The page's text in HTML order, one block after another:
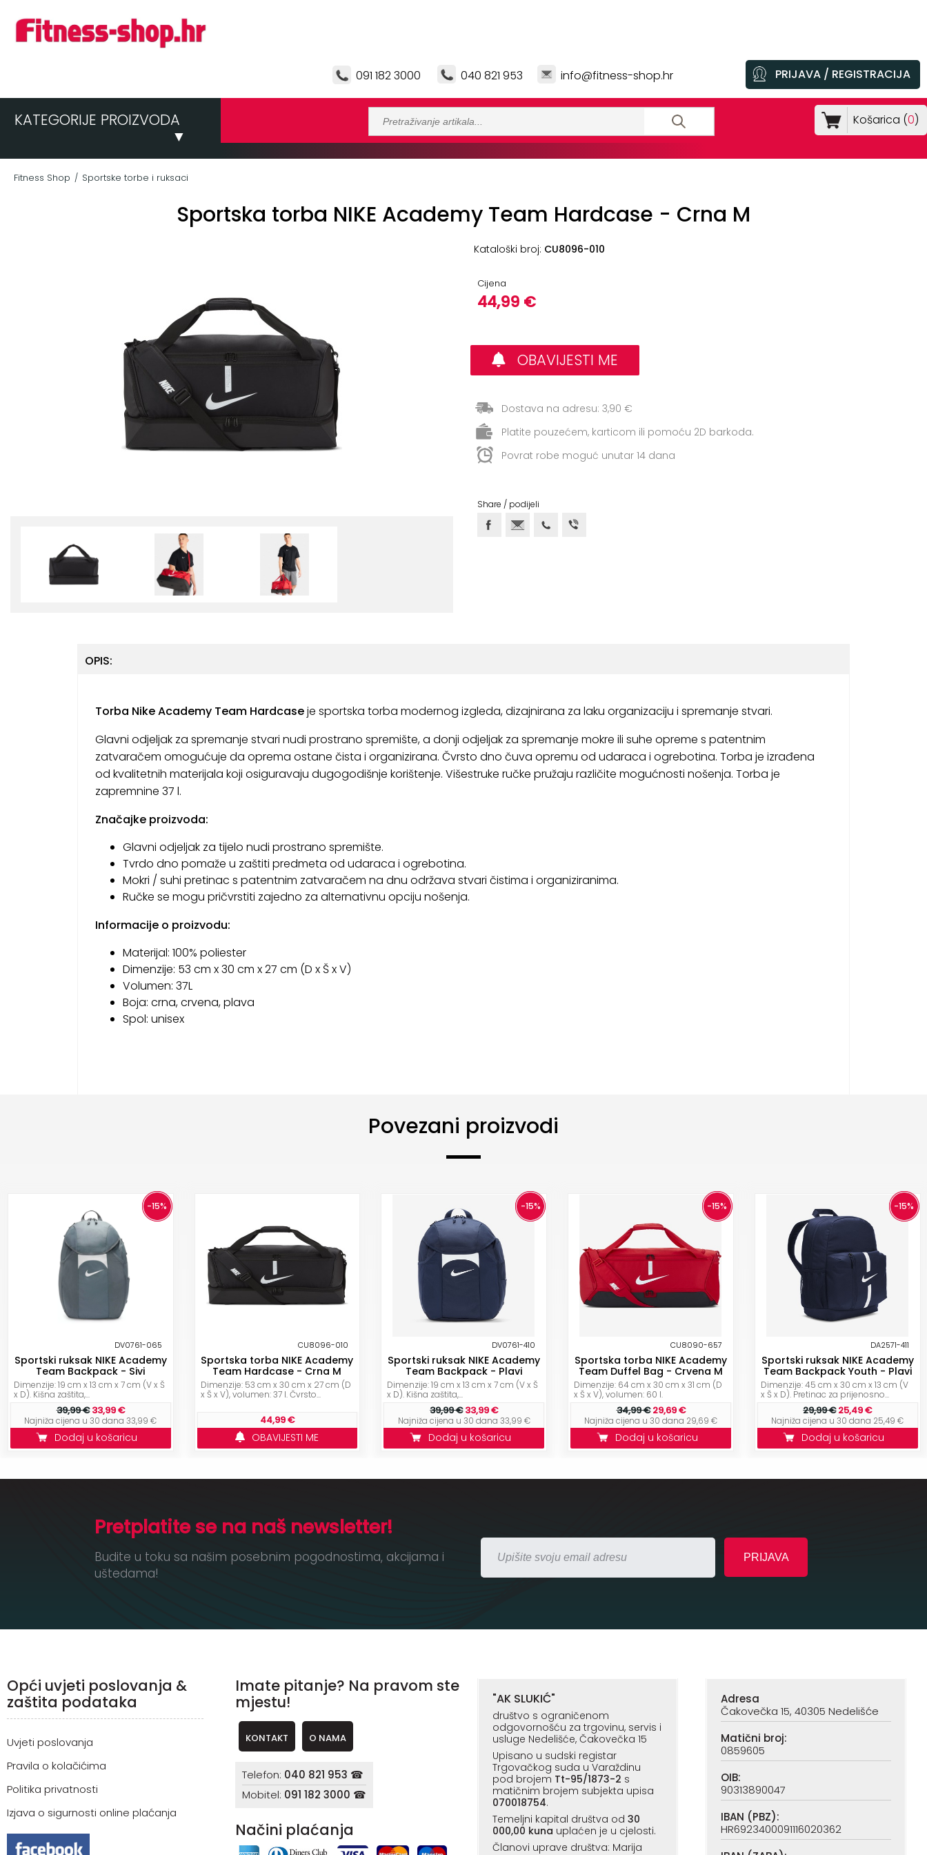
091 182 3000 040 821 953 info@fitness-shop.hr PRIJAVA / REGISTRACIJA
KATEGORIJE PROIZVODA
▼
Košarica (0)
Fitness Shop / Sportske torbe i ruksaci
Sportska torba NIKE Academy Team Hardcase - Crna M
Kataloški broj: CU8096-010
Cijena
44,99 €
OBAVIJESTI ME
Dostava na adresu: 3,90 €
Platite pouzećem, karticom ili pomoću 2D barkoda.
Povrat robe moguć unutar 14 dana
Share / podijeli
OPIS:
Torba Nike Academy Team Hardcaseje sportska torba modernog izgleda, dizajnirana za laku organizaciju i spremanje stvari.
Glavni odjeljak za spremanje stvari nudi prostrano spremište, a donji odjeljak za spremanje mokre ili suhe opreme s patentnim
zatvaračem omogućuje da oprema ostane čista i organizirana. Čvrsto dno čuva opremu od udaraca i ogrebotina. Torba je izrađena
od kvalitetnih materijala koji osiguravaju dugogodišnje korištenje. Višestruke ručke pružaju različite mogućnosti nošenja. Torba je
zapremnine 37 l.
Značajke proizvoda:
Glavni odjeljak za tijelo nudi prostrano spremište.
Tvrdo dno pomaže u zaštiti predmeta od udaraca i ogrebotina.
Mokri / suhi pretinac s patentnim zatvaračem na dnu održava stvari čistima i organiziranima.
Ručke se mogu pričvrstiti zajedno za alternativnu opciju nošenja.
Informacije o proizvodu:
Materijal: 100% poliester
Dimenzije: 53 cm x 30 cm x 27 cm (D x Š x V)
Volumen: 37L
Boja: crna, crvena, plava
Spol: unisex
Povezani proizvodi
-15%
DV0761-065
Sportski ruksak NIKE Academy
Team Backpack - Sivi
Dimenzije: 19 cm x 13 cm x 7 cm (V x Š
x D). Kišna zaštita,...
39,99 €33,99 €
Najniža cijena u 30 dana 33,99 €
Dodaj u košaricu
CU8096-010
Sportska torba NIKE Academy
Team Hardcase - Crna M
Dimenzije: 53 cm x 30 cm x 27 cm (D
x Š x V), volumen: 37 l. Čvrsto...
44,99 €
OBAVIJESTI ME
-15%
DV0761-410
Sportski ruksak NIKE Academy
Team Backpack - Plavi
Dimenzije: 19 cm x 13 cm x 7 cm (V x Š
x D). Kišna zaštita,...
39,99 €33,99 €
Najniža cijena u 30 dana 33,99 €
Dodaj u košaricu
-15%
CU8090-657
Sportska torba NIKE Academy
Team Duffel Bag - Crvena M
Dimenzije: 64 cm x 30 cm x 31 cm (D
x Š x V), volumen: 60 l.
34,99 €29,69 €
Najniža cijena u 30 dana 29,69 €
Dodaj u košaricu
-15%
DA2571-411
Sportski ruksak NIKE Academy
Team Backpack Youth - Plavi
Dimenzije: 45 cm x 30 cm x 13 cm (V
x Š x D). Pretinac za prijenosno...
29,99 €25,49 €
Najniža cijena u 30 dana 25,49 €
Dodaj u košaricu
Pretplatite se na naš newsletter!
Budite u toku sa našim posebnim pogodnostima, akcijama i
uštedama!
Opći uvjeti poslovanja &
zaštita podataka
Uvjeti poslovanja
Pravila o kolačićima
Politika privatnosti
Izjava o sigurnosti online plaćanja
Imate pitanje? Na pravom ste
mjestu!
KONTAKT O NAMA
Telefon: 040 821 953 ☎
Mobitel: 091 182 3000 ☎
Načini plaćanja
"AK SLUKIĆ"
društvo s ograničenom
odgovornošću za trgovinu, servis i
usluge Nedelišće, Čakovečka 15
Upisano u sudski registar
Trgovačkog suda u Varaždinu
pod brojem Tt-95/1873-2 s
matičnim brojem subjekta upisa
070018754.
Temeljni kapital društva od 30
000,00 kuna uplaćen je u cjelosti.
Članovi uprave društva: Marija
Adresa
Čakovečka 15, 40305 Nedelišće
Matični broj:
0859605
OIB:
90313890047
IBAN (PBZ):
HR6923400091116020362